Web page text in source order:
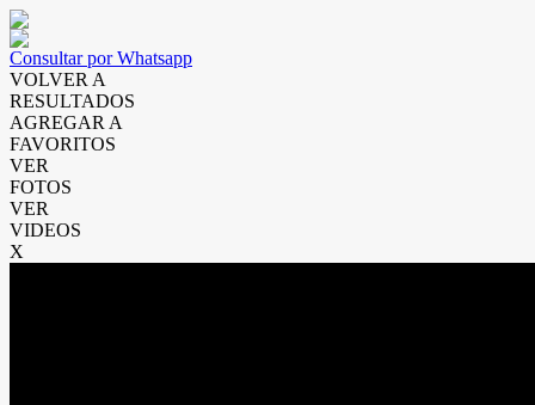
Consultar por Whatsapp
VOLVER A
RESULTADOS
AGREGAR A
FAVORITOS
VER
FOTOS
VER
VIDEOS
X